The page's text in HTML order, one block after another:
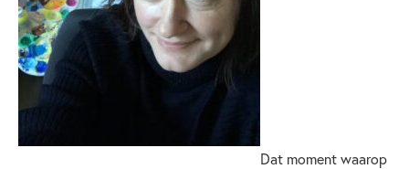
Dat moment waarop